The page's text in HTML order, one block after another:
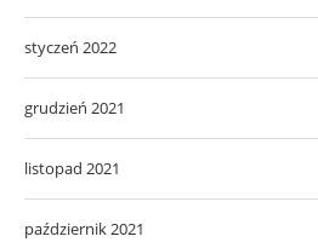
styczeń 2022
grudzień 2021
listopad 2021
październik 2021